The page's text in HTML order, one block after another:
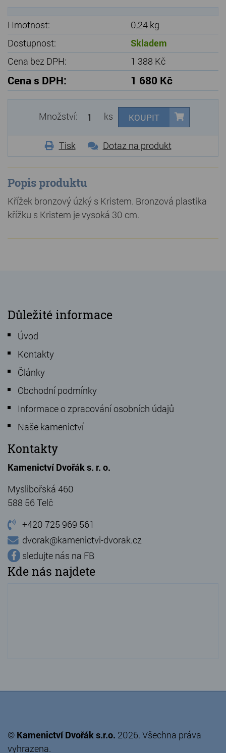
Hmotnost:
0,24 kg
Dostupnost:
Skladem
Cena bez DPH:
1 388 Kč
Cena s DPH: 1 680 Kč
Množství: ks KOUPIT
Tisk Dotaz na produkt
Popis produktu
Křížek bronzový úzký s Kristem. Bronzová plastika
křížku s Kristem je vysoká 30 cm.
Důležité informace
Úvod
Kontakty
Články
Obchodní podmínky
Informace o zpracování osobních údajů
Naše kamenictví
Kontakty
Kamenictví Dvořák s. r. o.
Myslibořská 460
588 56 Telč
+420 725 969 561
dvorak@kamenictvi-dvorak.cz
sledujte nás na FB
Kde nás najdete
© Kamenictví Dvořák s.r.o. 2026. Všechna práva
vyhrazena.